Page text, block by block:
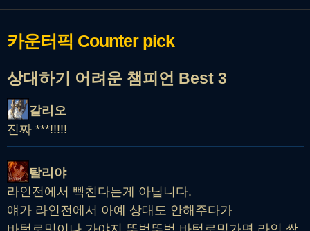
카운터픽 Counter pick
상대하기 어려운 챔피언 Best 3
갈리오
진짜 ***!!!!!
탈리야
라인전에서 빡친다는게 아닙니다.
얘가 라인전에서 아예 상대도 안해주다가